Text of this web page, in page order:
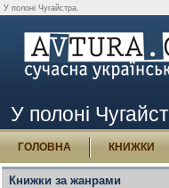
У полоні Чугайстра.
У полоні
ГОЛОВНА КНИЖКИ
Книжки за жанрами